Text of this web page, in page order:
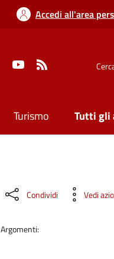
Accedi all'area
Turismo Tutti gli
Condividi Vedi
Argomenti: